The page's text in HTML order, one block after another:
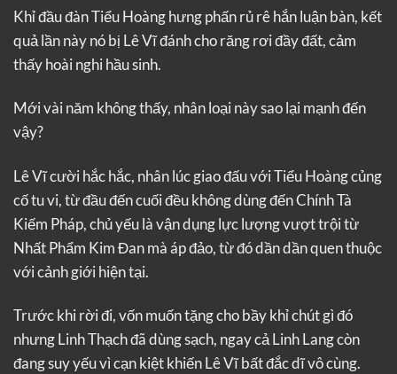
Khỉ đầu đàn Tiểu Hoàng hưng phấn rủ rê hắn luận bàn, kết
quả lần này nó bị Lê Vĩ đánh cho răng rơi đầy đất, cảm
thấy hoài nghi hầu sinh.
Mới vài năm không thấy, nhân loại này sao lại mạnh đến
vậy?
Lê Vĩ cười hắc hắc, nhân lúc giao đấu với Tiểu Hoàng củng
cố tu vi, từ đầu đến cuối đều không dùng đến Chính Tà
Kiếm Pháp, chủ yếu là vận dụng lực lượng vượt trội từ
Nhất Phẩm Kim Đan mà áp đảo, từ đó dần dần quen thuộc
với cảnh giới hiện tại.
Trước khi rời đi, vốn muốn tặng cho bầy khỉ chút gì đó
nhưng Linh Thạch đã dùng sạch, ngay cả Linh Lang còn
đang suy yếu vì cạn kiệt khiến Lê Vĩ bất đắc dĩ vô cùng.